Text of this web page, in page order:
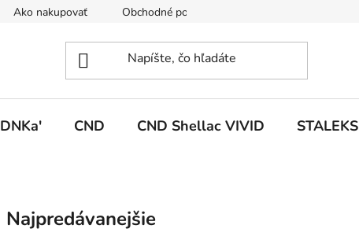
Ako nakupovať Obchodné podmienky
DNKa' CND CND Shellac VIVID STALEKS
Najpredávanejšie